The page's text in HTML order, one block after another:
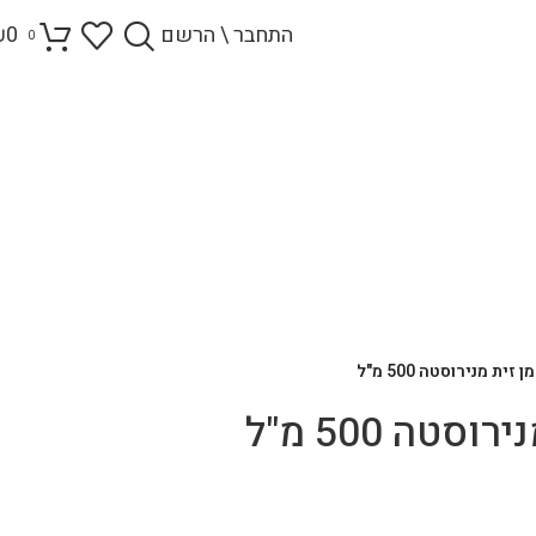
התחבר \ הרשם 0
0
מנירוסטה 500 מ"ל
500 מ"ל